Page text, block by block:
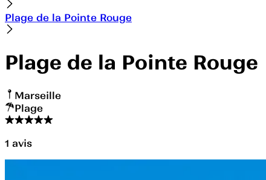
Plage de la Pointe Rouge
Plage de la Pointe Rouge
Marseille
Plage
1 avis